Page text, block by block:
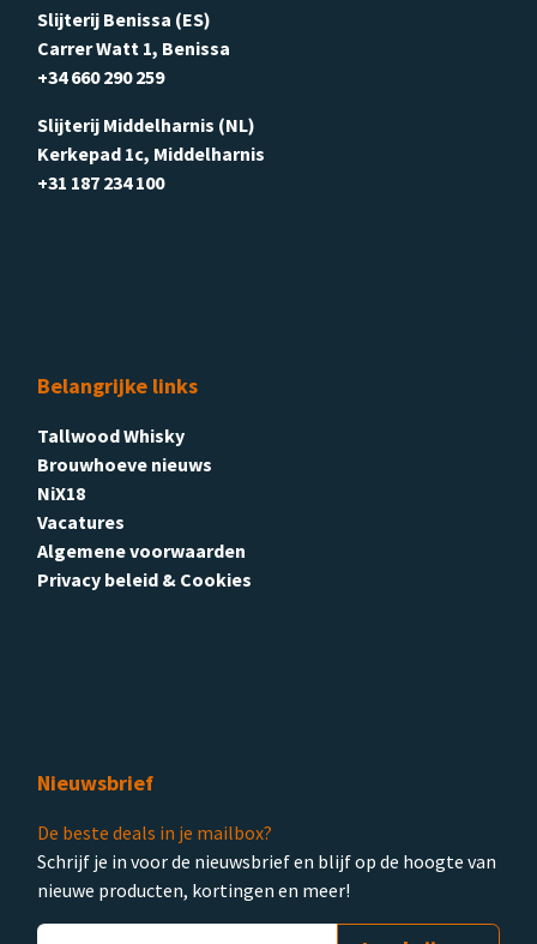
Slijterij Benissa (ES)
Carrer Watt 1, Benissa
+34 660 290 259
Slijterij Middelharnis (NL)
Kerkepad 1c, Middelharnis
+31 187 234 100
Belangrijke links
Tallwood Whisky
Brouwhoeve nieuws
NiX18
Vacatures
Algemene voorwaarden
Privacy beleid & Cookies
Nieuwsbrief
De beste deals in je mailbox?
Schrijf je in voor de nieuwsbrief en blijf op de hoogte van
nieuwe producten, kortingen en meer!